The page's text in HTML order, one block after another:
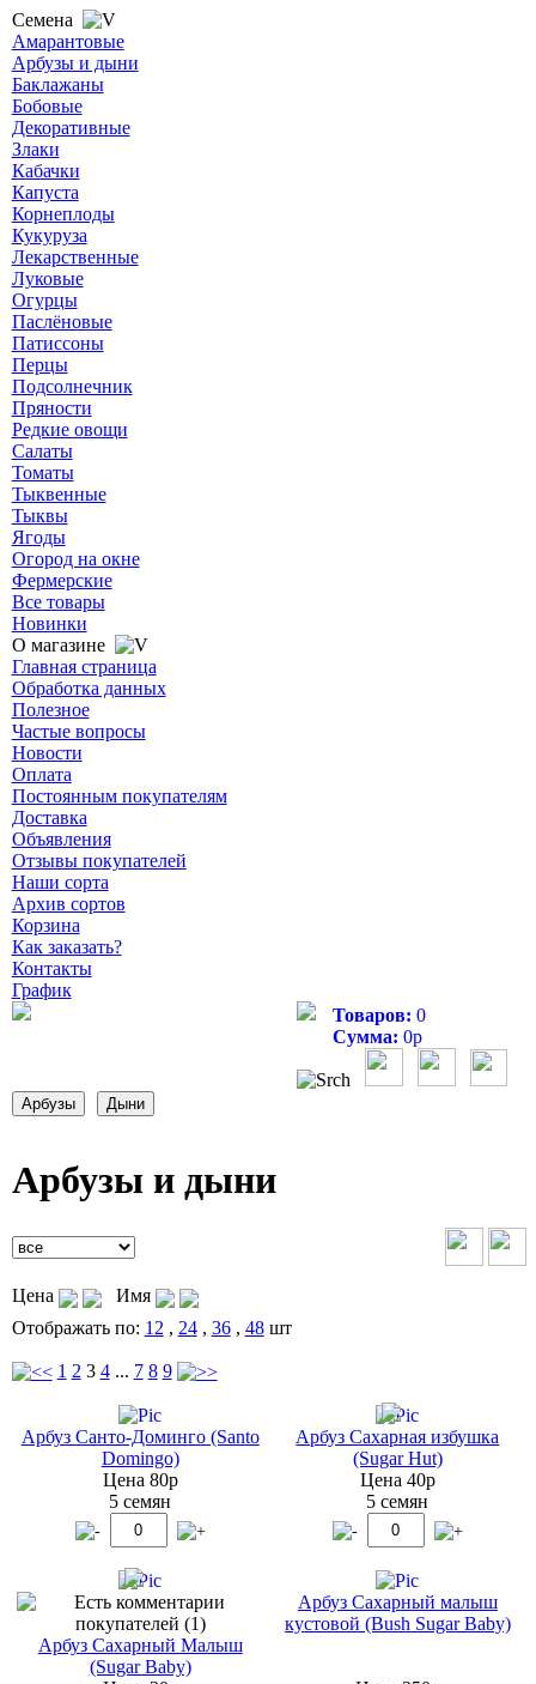
Семена
Амарантовые
Арбузы и дыни
Баклажаны
Бобовые
Декоративные
Злаки
Кабачки
Капуста
Корнеплоды
Кукуруза
Лекарственные
Луковые
Огурцы
Паслёновые
Патиссоны
Перцы
Подсолнечник
Пряности
Редкие овощи
Салаты
Томаты
Тыквенные
Тыквы
Ягоды
Огород на окне
Фермерские
Все товары
Новинки
О магазине
Главная страница
Обработка данных
Полезное
Частые вопросы
Новости
Оплата
Постоянным покупателям
Доставка
Объявления
Отзывы покупателей
Наши сорта
Архив сортов
Корзина
Как заказать?
Контакты
График
Товаров: 0
Сумма: 0р
Арбузы и дыни
Цена
Имя
Отображать по: 12 , 24, 36, 48шт
1 2 3 4 ... 7 8 9
Арбуз Санто-Доминго (Santo
Domingo)
Цена 80р
5 семян
Арбуз Сахарная избушка
(Sugar Hut)
Цена 40р
5 семян
Арбуз Сахарный Малыш
(Sugar Baby)
Арбуз Сахарный малыш
кустовой (Bush Sugar Baby)